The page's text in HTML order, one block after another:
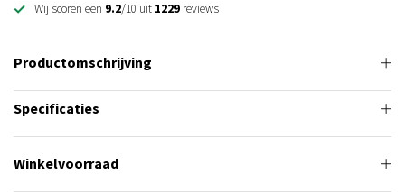
Wij scoren een 9.2/10 uit 1229 reviews
Productomschrijving
Specificaties
Winkelvoorraad